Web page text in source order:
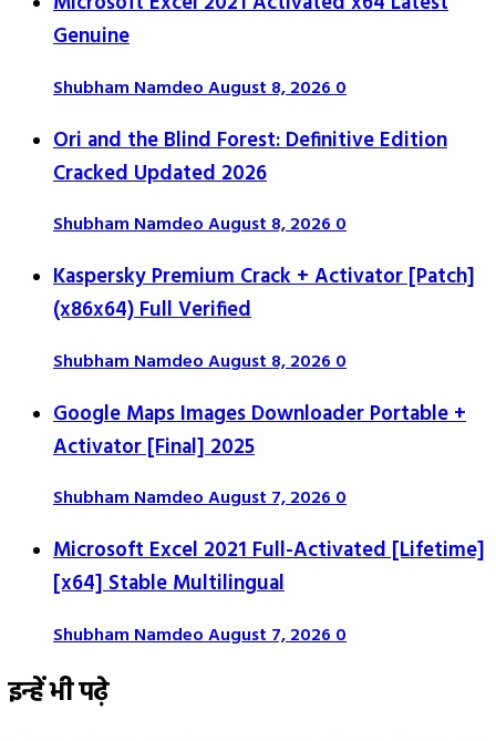
Genuine
Shubham NamdeoAugust 8, 20260
Ori and the Blind Forest: Definitive Edition
Cracked Updated 2026
Shubham NamdeoAugust 8, 20260
Kaspersky Premium Crack + Activator [Patch]
(x86x64) Full Verified
Shubham NamdeoAugust 8, 20260
Google Maps Images Downloader Portable +
Activator [Final] 2025
Shubham NamdeoAugust 7, 20260
Microsoft Excel 2021 Full-Activated [Lifetime]
[x64] Stable Multilingual
Shubham NamdeoAugust 7, 20260
इन्हें भी पढ़े